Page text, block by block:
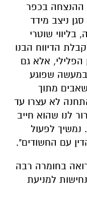
בכפר
ניצב מידד
שוטרי
הדיווח הבנו
אלא גם
שפוגע
מתוך
לא עצרו עד
לנו שהוא חייב
נמשיך לפעול
עם החשודים".
בחומרה רבה
למניעת